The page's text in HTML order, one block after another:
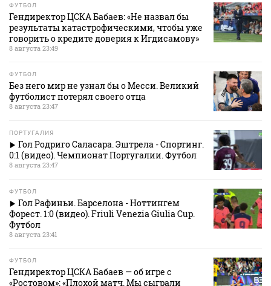
ФУТБОЛ
Гендиректор ЦСКА Бабаев: «Не назвал бы
результаты катастрофическими, чтобы уже
говорить о кредите доверия к Игдисамову»
8 августа 23:49
ФУТБОЛ
Без него мир не узнал бы о Месси. Великий
футболист потерял своего отца
8 августа 23:47
ПОРТУГАЛИЯ
Гол Родриго Саласара. Эштрела - Спортинг.
0:1 (видео). Чемпионат Португалии. Футбол
8 августа 23:47
ФУТБОЛ
Гол Рафиньи. Барселона - Ноттингем
Форест. 1:0 (видео). Friuli Venezia Giulia Cup.
Футбол
8 августа 23:41
ФУТБОЛ
Гендиректор ЦСКА Бабаев — об игре с
«Ростовом»: «Плохой матч. Мы сыграли